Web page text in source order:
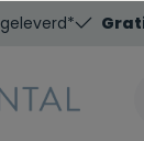
geleverd*